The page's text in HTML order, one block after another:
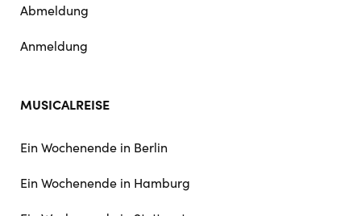
Abmeldung
Anmeldung
MUSICALREISE
Ein Wochenende in Berlin
Ein Wochenende in Hamburg